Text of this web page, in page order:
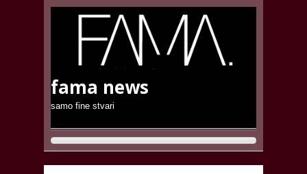
fama news
samo fine stvari